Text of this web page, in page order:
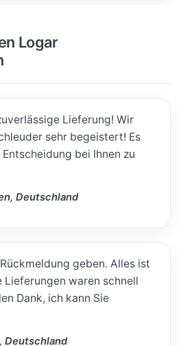
Logar
Lieferung! Wir
sehr begeistert! Es
bei Ihnen zu
Deutschland
geben. Alles ist
Lieferungen waren schnell
Dank, ich kann Sie
Deutschland